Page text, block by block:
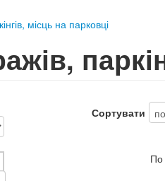
місць на парковці
Сортувати
По